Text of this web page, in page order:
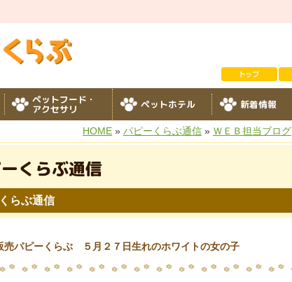
ペットフード・
アクセサリ ペットホテル 新着情報
HOME » パピーくらぶ通信 » ＷＥＢ担当ブログ
くらぶ通信
らぶ通信
売パピーくらぶ ５月２７日生れのホワイトの女の子